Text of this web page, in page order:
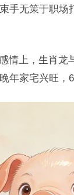
手无策于职场
感情上，生肖龙
年家宅兴旺，